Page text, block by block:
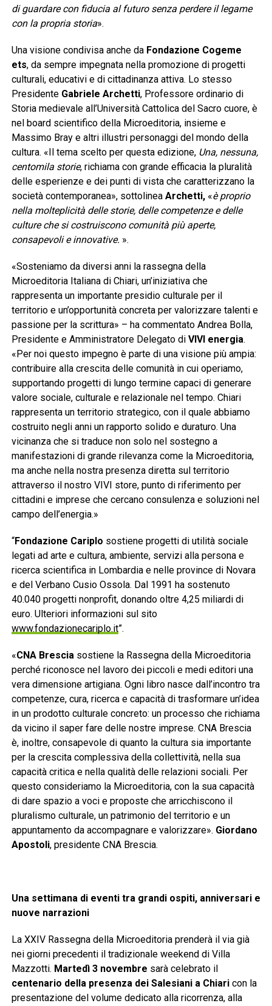
di guardare con fiducia al futuro senza perdere il legame
con la propria storia».
Una visione condivisa anche da Fondazione Cogeme
ets, da sempre impegnata nella promozione di progetti
culturali, educativi e di cittadinanza attiva. Lo stesso
Presidente Gabriele Archetti, Professore ordinario di
Storia medievale all’Università Cattolica del Sacro cuore, è
nel board scientifico della Microeditoria, insieme e
Massimo Bray e altri illustri personaggi del mondo della
cultura. «Il tema scelto per questa edizione, Una, nessuna,
centomila storie, richiama con grande efficacia la pluralità
delle esperienze e dei punti di vista che caratterizzano la
società contemporanea», sottolinea Archetti, «è proprio
nella molteplicità delle storie, delle competenze e delle
culture che si costruiscono comunità più aperte,
consapevoli e innovative. ».
«Sosteniamo da diversi anni la rassegna della
Microeditoria Italiana di Chiari, un’iniziativa che
rappresenta un importante presidio culturale per il
territorio e un’opportunità concreta per valorizzare talenti e
passione per la scrittura» – ha commentato Andrea Bolla,
Presidente e Amministratore Delegato di VIVI energia.
«Per noi questo impegno è parte di una visione più ampia:
contribuire alla crescita delle comunità in cui operiamo,
supportando progetti di lungo termine capaci di generare
valore sociale, culturale e relazionale nel tempo. Chiari
rappresenta un territorio strategico, con il quale abbiamo
costruito negli anni un rapporto solido e duraturo. Una
vicinanza che si traduce non solo nel sostegno a
manifestazioni di grande rilevanza come la Microeditoria,
ma anche nella nostra presenza diretta sul territorio
attraverso il nostro VIVI store, punto di riferimento per
cittadini e imprese che cercano consulenza e soluzioni nel
campo dell’energia.»
“Fondazione Cariplo sostiene progetti di utilità sociale
legati ad arte e cultura, ambiente, servizi alla persona e
ricerca scientifica in Lombardia e nelle province di Novara
e del Verbano Cusio Ossola. Dal 1991 ha sostenuto
40.040 progetti nonprofit, donando oltre 4,25 miliardi di
euro. Ulteriori informazioni sul sito
www.fondazionecariplo.it”.
«CNA Brescia sostiene la Rassegna della Microeditoria
perché riconosce nel lavoro dei piccoli e medi editori una
vera dimensione artigiana. Ogni libro nasce dall’incontro tra
competenze, cura, ricerca e capacità di trasformare un’idea
in un prodotto culturale concreto: un processo che richiama
da vicino il saper fare delle nostre imprese. CNA Brescia
è, inoltre, consapevole di quanto la cultura sia importante
per la crescita complessiva della collettività, nella sua
capacità critica e nella qualità delle relazioni sociali. Per
questo consideriamo la Microeditoria, con la sua capacità
di dare spazio a voci e proposte che arricchiscono il
pluralismo culturale, un patrimonio del territorio e un
appuntamento da accompagnare e valorizzare». Giordano
Apostoli, presidente CNA Brescia.
Una settimana di eventi tra grandi ospiti, anniversari e
nuove narrazioni
La XXIV Rassegna della Microeditoria prenderà il via già
nei giorni precedenti il tradizionale weekend di Villa
Mazzotti. Martedì 3 novembre sarà celebrato il
centenario della presenza dei Salesiani a Chiaricon la
presentazione del volume dedicato alla ricorrenza, alla